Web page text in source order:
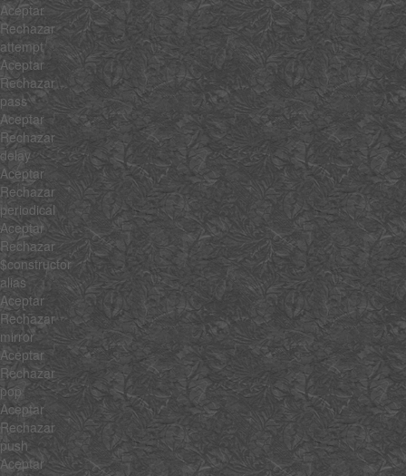
Aceptar
Rechazar
attempt
Aceptar
Rechazar
pass
Aceptar
Rechazar
delay
Aceptar
Rechazar
periodical
Aceptar
Rechazar
$constructor
alias
Aceptar
Rechazar
mirror
Aceptar
Rechazar
pop
Aceptar
Rechazar
push
Aceptar